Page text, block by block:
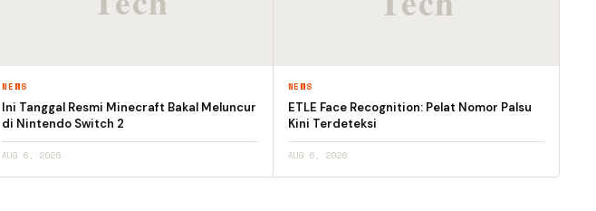
NEWS
Ini Tanggal Resmi Minecraft Bakal Meluncur
di Nintendo Switch 2
AUG 6, 2026
NEWS
ETLE Face Recognition: Pelat Nomor Palsu
Kini Terdeteksi
AUG 6, 2026